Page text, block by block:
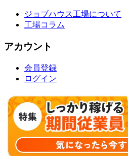
ジョブハウス工場について
工場コラム
アカウント
会員登録
ログイン